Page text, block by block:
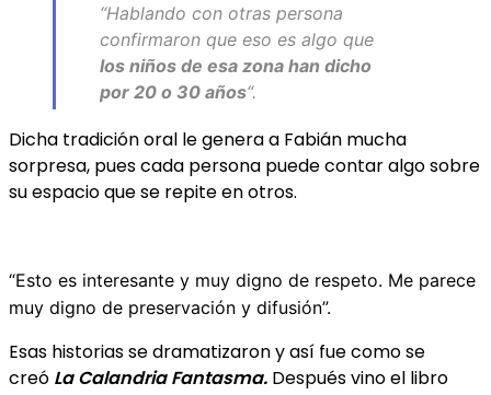
“Hablando con otras persona
confirmaron que eso es algo que
los niños de esa zona han dicho
por 20 o 30 años“.
Dicha tradición oral le genera a Fabián mucha
sorpresa, pues cada persona puede contar algo sobre
su espacio que se repite en otros.
“Esto es interesante y muy digno de respeto. Me parece
muy digno de preservación y difusión”.
Esas historias se dramatizaron y así fue como se
creó LaCalandria Fantasma. Después vino el libro